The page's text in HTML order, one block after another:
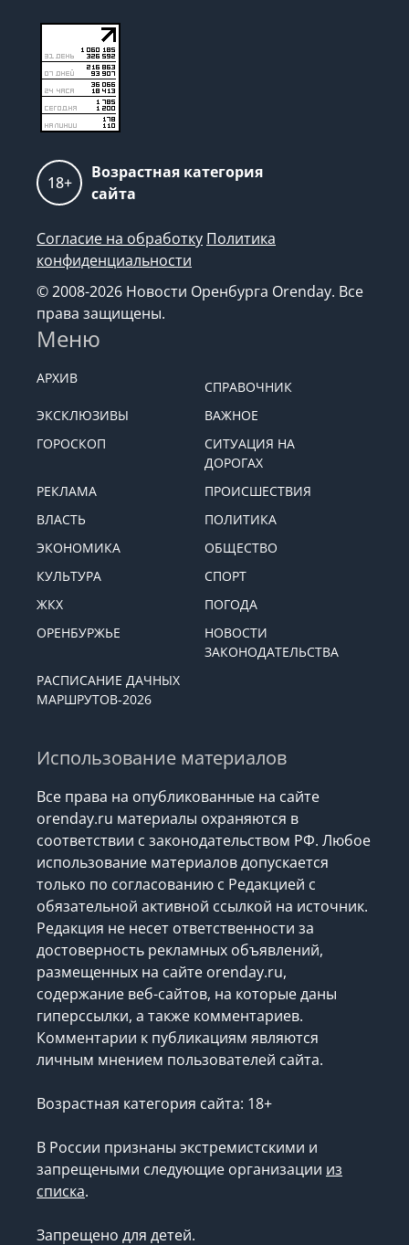
18+
Возрастная категория
сайта
Согласие на обработку Политика
конфиденциальности
© 2008-2026 Новости Оренбурга Orenday. Все
права защищены.
Меню
АРХИВ
СПРАВОЧНИК
ЭКСКЛЮЗИВЫ
ВАЖНОЕ
ГОРОСКОП
СИТУАЦИЯ НА
ДОРОГАХ
РЕКЛАМА
ПРОИСШЕСТВИЯ
ВЛАСТЬ
ПОЛИТИКА
ЭКОНОМИКА
ОБЩЕСТВО
КУЛЬТУРА
СПОРТ
ЖКХ
ПОГОДА
ОРЕНБУРЖЬЕ
НОВОСТИ
ЗАКОНОДАТЕЛЬСТВА
РАСПИСАНИЕ ДАЧНЫХ
МАРШРУТОВ-2026
Использование материалов
Все права на опубликованные на сайте
orenday.ru материалы охраняются в
соответствии с законодательством РФ. Любое
использование материалов допускается
только по согласованию с Редакцией с
обязательной активной ссылкой на источник.
Редакция не несет ответственности за
достоверность рекламных объявлений,
размещенных на сайте orenday.ru,
содержание веб-сайтов, на которые даны
гиперссылки, а также комментариев.
Комментарии к публикациям являются
личным мнением пользователей сайта.
Возрастная категория сайта: 18+
В России признаны экстремистскими и
запрещеными следующие организации из
списка.
Запрещено для детей.